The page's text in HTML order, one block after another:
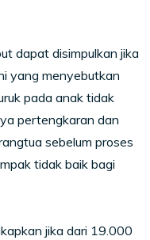
dapat disimpulkan jika
yang menyebutkan
pada anak tidak
pertengkaran dan
sebelum proses
tidak baik bagi
jika dari 19.000